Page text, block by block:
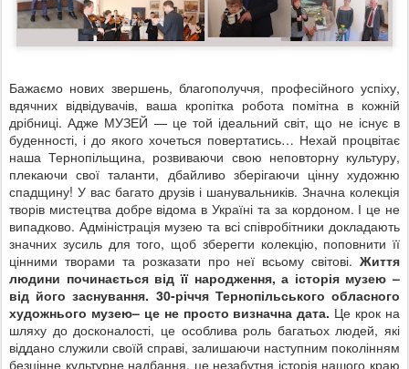
Бажаємо нових звершень, благополуччя, професійного успіху,
вдячних відвідувачів, ваша кропітка робота помітна в кожній
дрібниці. Адже МУЗЕЙ — це той ідеальний світ, що не існує в
буденності, і до якого хочеться повертатись… Нехай процвітає
наша Тернопільщина, розвиваючи свою неповторну культуру,
плекаючи свої таланти, дбайливо зберігаючи цінну художню
спадщину! У вас багато друзів і шанувальників. Значна колекція
творів мистецтва добре відома в Україні та за кордоном. І це не
випадково. Адміністрація музею та всі співробітники докладають
значних зусиль для того, щоб зберегти колекцію, поповнити її
цінними творами та розказати про неї всьому світові. Життя
людини починається від її народження, а історія музею –
від його заснування. 30-річчя Тернопільського обласного
художнього музею– це не просто визначна дата. Це крок на
шляху до досконалості, це особлива роль багатьох людей, які
віддано служили своїй справі, залишаючи наступним поколінням
безцінне культурне надбання, це незабутня історія нашого краю